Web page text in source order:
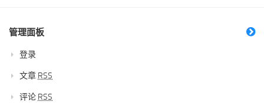
管理面板
登录
文章 RSS
评论 RSS